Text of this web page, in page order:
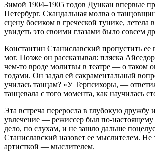
Зимой 1904–1905 годов Дункан впервые
Петербург. Скандальная молва о
сцену босиком в греческой тунике, летела
увидеть это своими глазами было совсем
Константин Станиславский пропустить ее
мог. Позже он рассказывал: пляска
чем-то вроде молитвы в театре — о таком
годами. Он задал ей сакраментальный
училась танцам? «У Терпсихоры, —
танцевала с того момента, как научилась
Эта встреча переросла в глубокую дружбу
увлечение — режиссер был по-настоящему
дело, по слухам, и не зашло дальше
Станиславский назовет ее мыслителем.
артисткой — мыслителем.